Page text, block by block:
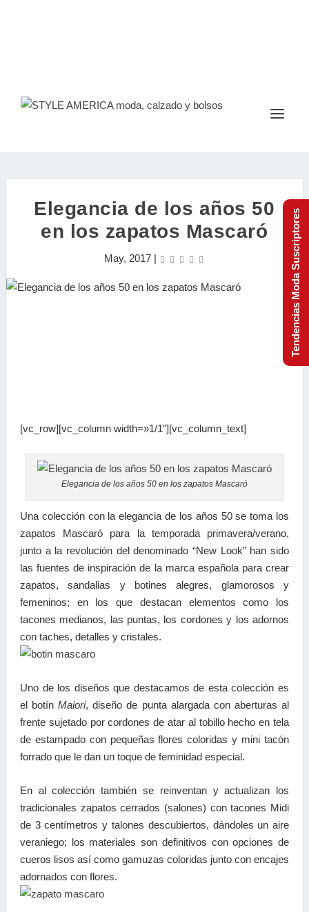
Elegancia de los años 50
en los zapatos Mascaró
May, 2017|
[vc_row][vc_column width=»1/1″][vc_column_text]
Elegancia de los años 50 en los zapatos Mascaró
Una colección con la elegancia de los años 50 se toma los
zapatos Mascaró para la temporada primavera/verano,
junto a la revolución del denominado “New Look” han sido
las fuentes de inspiración de la marca española para crear
zapatos, sandalias y botines alegres, glamorosos y
femeninos; en los que destacan elementos como los
tacones medianos, las puntas, los cordones y los adornos
con taches, detalles y cristales.
Uno de los diseños que destacamos de esta colección es
el botínMaiori, diseño de punta alargada con aberturas al
frente sujetado por cordones de atar al tobillo hecho en tela
de estampado con pequeñas flores coloridas y mini tacón
forrado que le dan un toque de feminidad especial.
En al colección también se reinventan y actualizan los
tradicionales zapatos cerrados (salones) con tacones Midi
de 3 centímetros y talones descubiertos, dándoles un aire
veraniego; los materiales son definitivos con opciones de
cueros lisos así como gamuzas coloridas junto con encajes
adornados con flores.
Tendencias Moda Suscriptores